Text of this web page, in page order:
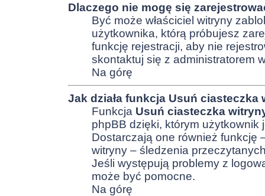
Dlaczego nie mogę się
Być może właściciel witryny
użytkownika, którą próbujesz
funkcję rejestracji, aby nie
skontaktuj się z administratorem
Na górę
Jak działa funkcja Usuń ciasteczka
Funkcja Usuń ciasteczka
phpBB dzięki, którym użytkownik
Dostarczają one również funkcję
witryny – śledzenia
Jeśli występują problemy z
może być pomocne.
Na górę